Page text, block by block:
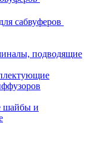
сабвуферов
подводящие
шайбы и